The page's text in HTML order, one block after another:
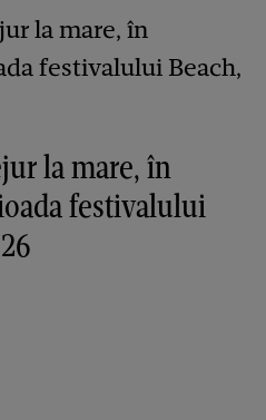
la mare, în
festivalului